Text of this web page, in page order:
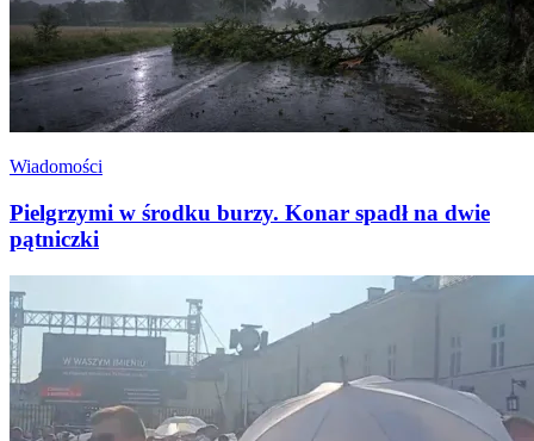
Wiadomości
Pielgrzymi w środku burzy. Konar spadł na dwie
pątniczki